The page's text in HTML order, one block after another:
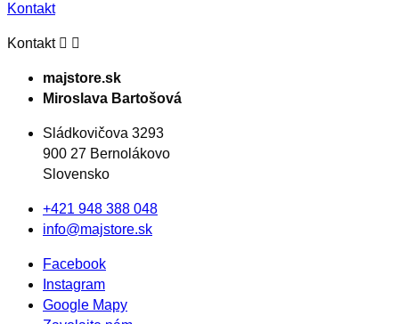
Kontakt
Kontakt  
majstore.sk
Miroslava Bartošová
Sládkovičova 3293
900 27 Bernolákovo
Slovensko
+421 948 388 048
info@majstore.sk
Facebook
Instagram
Google Mapy